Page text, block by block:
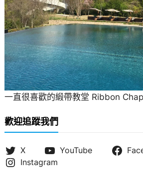
一直很喜歡的緞帶教堂 Ribbon
歡迎追蹤我們
X YouTube
Instagram